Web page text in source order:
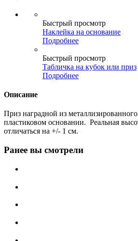
Быстрый просмотр
Наклейка на основание
Подробнее
Быстрый просмотр
Табличка на кубок или приз
Подробнее
Описание
Приз наградной из
пластиковом основании. Реальная
отличаться на +/- 1 см.
Ранее вы смотрели